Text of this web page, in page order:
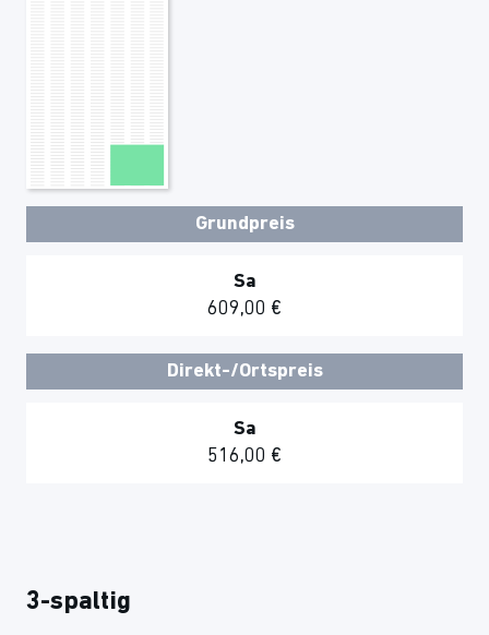
Grundpreis
Sa
609,00 €
Direkt-/Ortspreis
Sa
516,00 €
3-spaltig